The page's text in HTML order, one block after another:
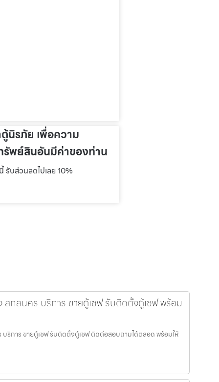
ตู้นิรภัย เพื่อความ
พย์สินอันมีค่าของท่าน
รับส่วนลดไปเลย 10%
สกลนคร บริการ ขายตู้เซฟ รับติดตั้งตู้เซฟ พร้อม
ริการ ขายตู้เซฟ รับติดตั้งตู้เซฟ ติดต่อสอบถามได้ตลอด พร้อมให้